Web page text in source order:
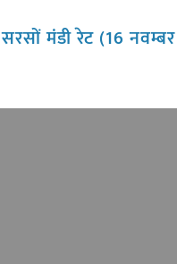
सरसों मंडी रेट (16